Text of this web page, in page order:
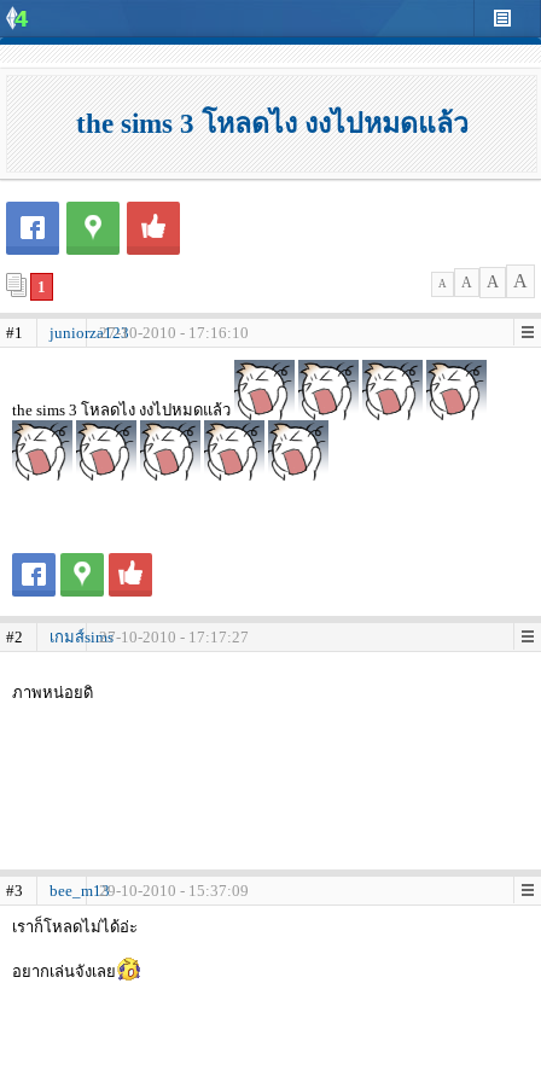
the sims 3 โหลดไง งงไปหมดแล้ว
1 A A A A
#1 juniorza12327-10-2010 - 17:16:10
the sims 3 โหลดไง งงไปหมดแล้ว
#2 เกมส์sims27-10-2010 - 17:17:27
ภาพหน่อยดิ
#3 bee_m1329-10-2010 - 15:37:09
เราก็โหลดไม่ได้อ่ะ
อยากเล่นจังเลย